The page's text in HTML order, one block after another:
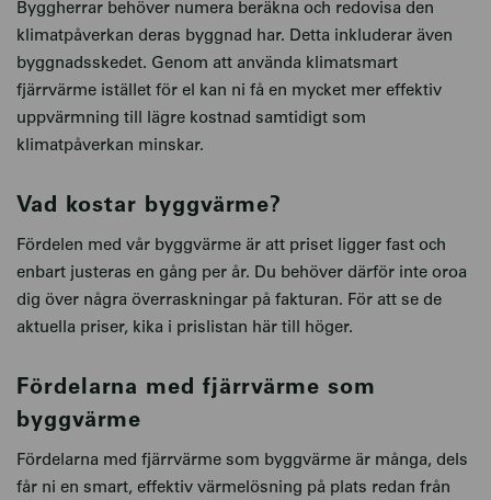
Byggherrar behöver numera beräkna och redovisa den
klimatpåverkan deras byggnad har. Detta inkluderar även
byggnadsskedet. Genom att använda klimatsmart
fjärrvärme istället för el kan ni få en mycket mer effektiv
uppvärmning till lägre kostnad samtidigt som
klimatpåverkan minskar.
Vad kostar byggvärme?
Fördelen med vår byggvärme är att priset ligger fast och
enbart justeras en gång per år. Du behöver därför inte oroa
dig över några överraskningar på fakturan. För att se de
aktuella priser, kika i prislistan här till höger.
Fördelarna med fjärrvärme som
byggvärme
Fördelarna med fjärrvärme som byggvärme är många, dels
får ni en smart, effektiv värmelösning på plats redan från